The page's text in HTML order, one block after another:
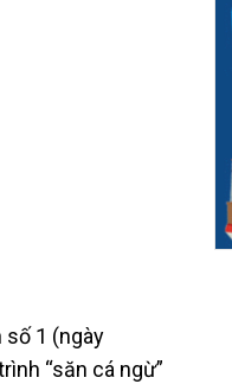
số 1 (ngày
“săn cá ngừ”